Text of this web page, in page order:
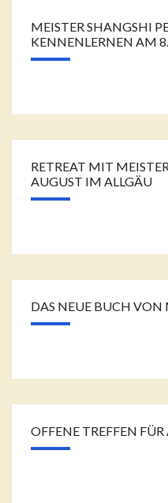
MEISTER SHANGSHI
KENNENLERNEN AM
RETREAT MIT
AUGUST IM ALLGÄU
DAS NEUE BUCH VON
OFFENE TREFFEN